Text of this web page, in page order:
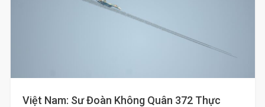
Việt Nam: Sư Đoàn Không Quân 372 Thực